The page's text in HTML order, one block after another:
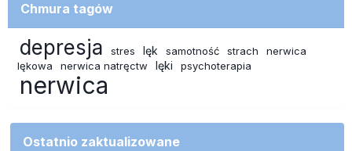
Chmura tagów
depresja stres lęk samotność strach
nerwica
lękowa
nerwica natręctw lęki psychoterapia
nerwica
Ostatnio zaktualizowane